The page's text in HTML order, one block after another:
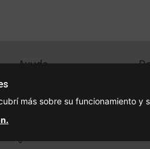
Ayuda
Preguntas Frecuentes
más sobre su funcionamiento y